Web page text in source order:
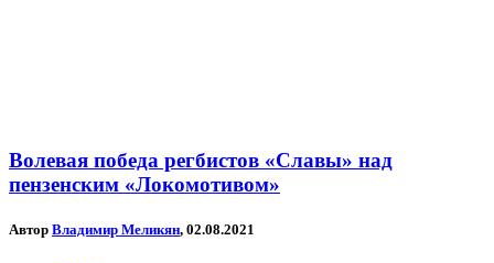
Волевая победа регбистов «Славы» над
пензенским «Локомотивом»
Автор Владимир Меликян, 02.08.2021